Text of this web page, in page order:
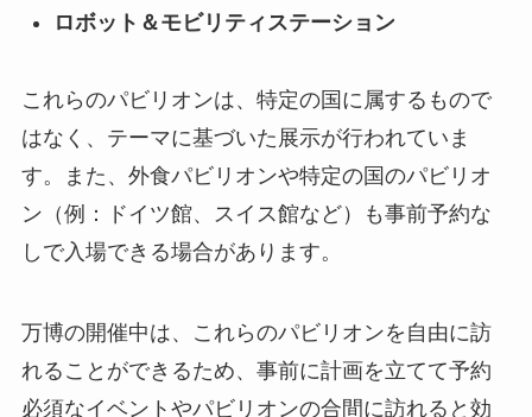
ロボット＆モビリティステーション
これらのパビリオンは、特定の国に属するもので
はなく、テーマに基づいた展示が行われていま
す。また、外食パビリオンや特定の国のパビリオ
ン（例：ドイツ館、スイス館など）も事前予約な
しで入場できる場合があります。
万博の開催中は、これらのパビリオンを自由に訪
れることができるため、事前に計画を立てて予約
必須なイベントやパビリオンの合間に訪れると効